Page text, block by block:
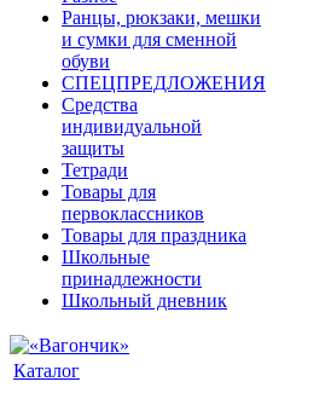
Ранцы, рюкзаки, мешки
и сумки для сменной
обуви
СПЕЦПРЕДЛОЖЕНИЯ
Средства
индивидуальной
защиты
Тетради
Товары для
первоклассников
Товары для праздника
Школьные
принадлежности
Школьный дневник
Каталог